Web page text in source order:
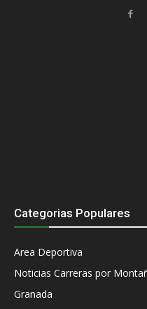
Categorias Populares
Area Deportiva
Noticias Carreras por
Granada